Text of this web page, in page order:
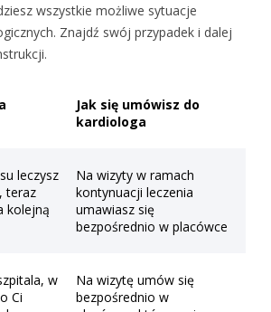
wszystkie możliwe sytuacje
Znajdź swój przypadek i dalej
Jak się umówisz do
kardiologa
leczysz
teraz
kolejną
Na wizyty w ramach
kontynuacji leczenia
umawiasz się
bezpośrednio w placówce
w
Ci
Na wizytę umów się
bezpośrednio w